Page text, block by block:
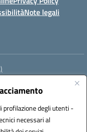
degli utenti -
necessari al
Note legali
(IPA): icmvce